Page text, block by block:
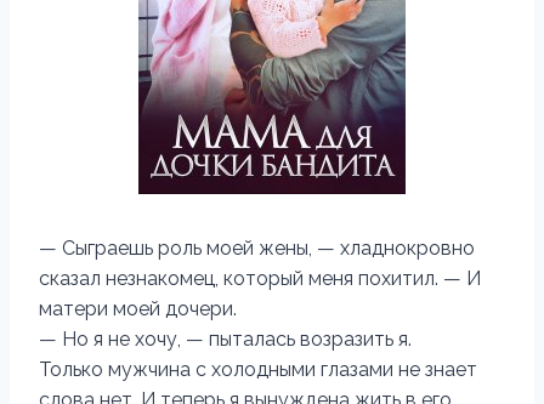
— Сыграешь роль моей жены, — хладнокровно
сказал незнакомец, который меня похитил. — И
матери моей дочери.
— Но я не хочу, — пыталась возразить я.
Только мужчина с холодными глазами не знает